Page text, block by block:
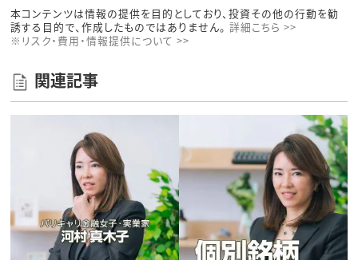
本コンテンツは情報の提供を目的としており、投資その他の行動を勧
誘する目的で、作成したものではありません。 詳細こちら >>
※リスク・費用・情報提供について >>
関連記事